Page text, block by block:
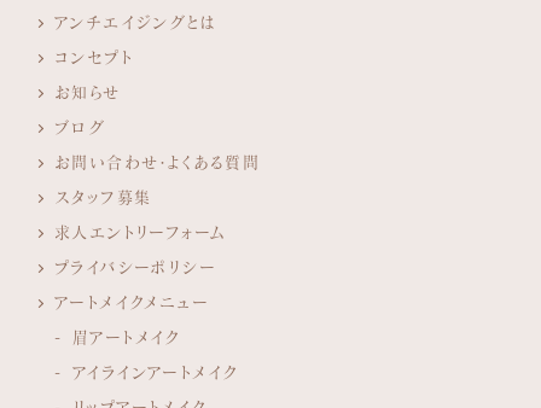
アンチエイジングとは
コンセプト
お知らせ
ブログ
お問い合わせ・よくある質問
スタッフ募集
求人エントリーフォーム
プライバシーポリシー
アートメイクメニュー
眉アートメイク
アイラインアートメイク